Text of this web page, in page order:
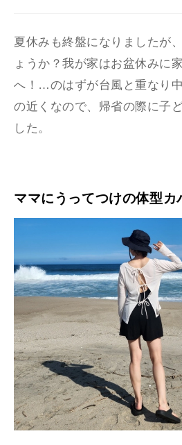
夏休みも終盤になりましたが
ょうか？我が家はお盆休みに
へ！…のはずが台風と重なり
の近くなので、帰省の際に子
した。
ママにうってつけの体型カ